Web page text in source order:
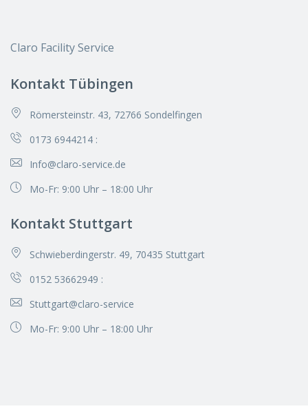
Claro Facility Service
Kontakt Tübingen
Römersteinstr. 43, 72766 Sondelfingen
0173 6944214 :
Info@claro-service.de
Mo-Fr: 9:00 Uhr – 18:00 Uhr
Kontakt Stuttgart
Schwieberdingerstr. 49, 70435 Stuttgart
0152 53662949 :
Stuttgart@claro-service
Mo-Fr: 9:00 Uhr – 18:00 Uhr